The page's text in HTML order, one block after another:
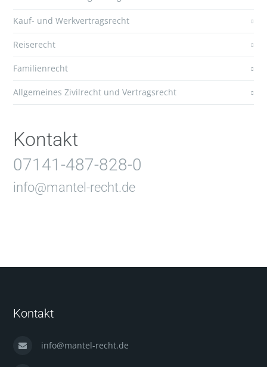
Kauf- und Werkvertragsrecht
Reiserecht
Familienrecht
Allgemeines Zivilrecht und Vertragsrecht
Kontakt
07141-487-828-0
info@mantel-recht.de
Kontakt
info@mantel-recht.de